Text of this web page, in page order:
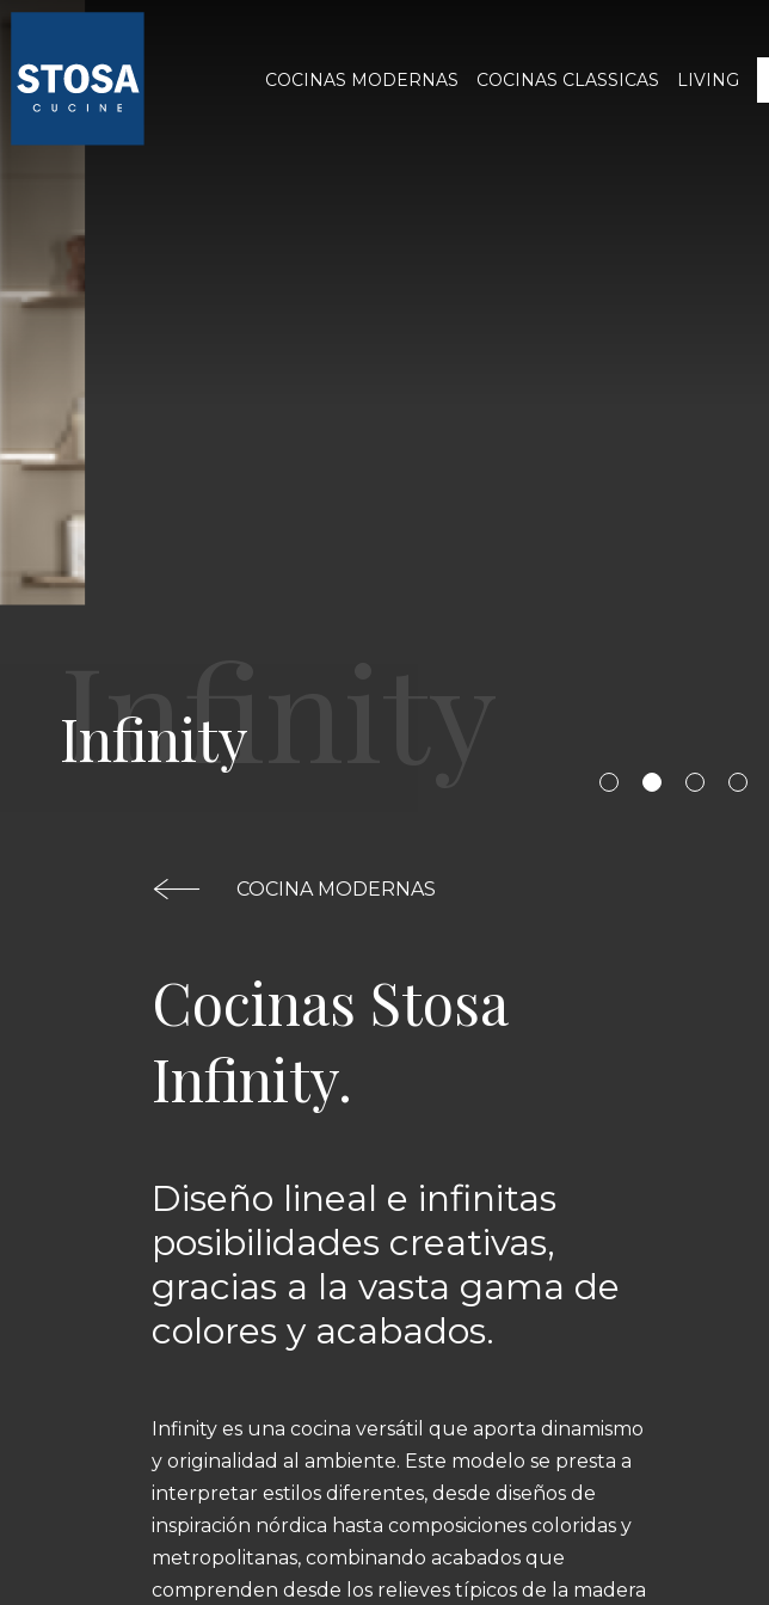
COCINAS MODERNAS COCINAS CLASSICAS LIVING
Infinity
COCINA MODERNAS
Cocinas Stosa
Infinity.
Diseño lineal e infinitas
posibilidades creativas,
gracias a la vasta gama de
colores y acabados.
Infinity es una cocina versátil que aporta dinamismo
y originalidad al ambiente. Este modelo se presta a
interpretar estilos diferentes, desde diseños de
inspiración nórdica hasta composiciones coloridas y
metropolitanas, combinando acabados que
comprenden desde los relieves típicos de la madera